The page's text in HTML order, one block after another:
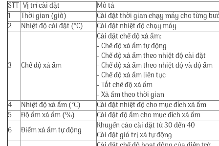
STT Vị trí cài đặt
Mô tả
1
Thời gian (giờ)
Cài đặt thời gian chạy máy cho từng
2
Nhiệt độ cài đặt (°C) Cài đặt nhiệt độ chạy máy
3 Chế độ xả ẩm
Cài đặt chế độ xả ẩm:
- Chế độ xả ẩm tự động
- Chế độ xả ẩm theo nhiệt độ cài đặt
- Chế độ xả ẩm theo nhiệt độ và độ ẩm
- Chế độ xả ẩm liên tục
- Tắt chế độ xả ẩm
- Xả ẩm theo thời gian
4
Nhiệt độ xả ẩm (°C)
Cài đặt nhiệt độ cho mục đích xả ẩm
5
Độ ẩm xả ẩm (%)
Cài đặt độ ẩm cho mục đích xả ẩm
6
Điểm xả ẩm tự động
Khuyến cáo cài đặt từ 30 đến 40
Cài đặt giá trị xả tự động